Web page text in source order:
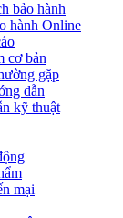
bảo hành
hành Online
cơ bản
gặp
dẫn
kỹ thuật
mại